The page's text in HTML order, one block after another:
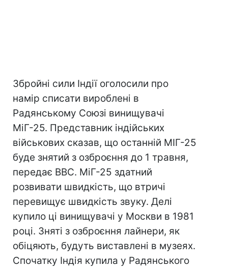
Збройні сили Індії оголосили про
намір списати вироблені в
Радянському Союзі винищувачі
МіГ-25. Представник індійських
військових сказав, що останній МІГ-25
буде знятий з озброєння до 1 травня,
передає ВВС. МіГ-25 здатний
розвивати швидкість, що втричі
перевищує швидкість звуку. Делі
купило ці винищувачі у Москви в 1981
році. Зняті з озброєння лайнери, як
обіцяють, будуть виставлені в музеях.
Спочатку Індія купила у Радянського